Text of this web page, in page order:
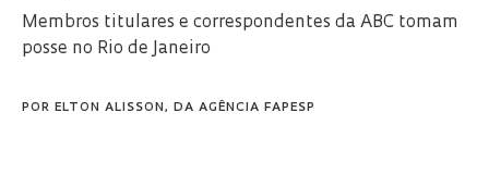
Membros titulares e correspondentes da ABC tomam
posse no Rio de Janeiro
POR ELTON ALISSON, DA AGÊNCIA FAPESP